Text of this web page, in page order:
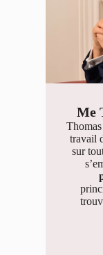
Me
travail
sur